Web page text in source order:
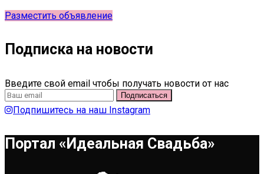
Разместить объявление
Подписка на новости
Введите свой email чтобы получать новости от нас
Подпишитесь на наш Instagram
Портал «Идеальная Свадьба»